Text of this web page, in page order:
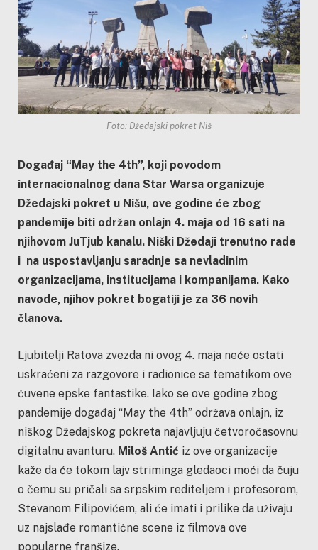
Foto: Džedajski pokret Niš
Događaj “May the 4th”, koji povodom
internacionalnog dana Star Warsa organizuje
Džedajski pokret u Nišu, ove godine će zbog
pandemije biti održan onlajn 4. maja od 16 sati na
njihovom JuTjub kanalu. Niški Džedaji trenutno rade
i na uspostavljanju saradnje sa nevladinim
organizacijama, institucijama i kompanijama. Kako
navode, njihov pokret bogatiji je za 36 novih
članova.
Ljubitelji Ratova zvezda ni ovog 4. maja neće ostati
uskraćeni za razgovore i radionice sa tematikom ove
čuvene epske fantastike. Iako se ove godine zbog
pandemije događaj “May the 4th” održava onlajn, iz
niškog Džedajskog pokreta najavljuju četvoročasovnu
digitalnu avanturu. Miloš Antić iz ove organizacije
kaže da će tokom lajv striminga gledaoci moći da čuju
o čemu su pričali sa srpskim rediteljem i profesorom,
Stevanom Filipovićem, ali će imati i prilike da uživaju
uz najslađe romantične scene iz filmova ove
popularne franšize.